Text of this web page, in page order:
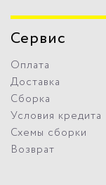
Сервис
Оплата
Доставка
Сборка
Условия кредита
Схемы сборки
Возврат